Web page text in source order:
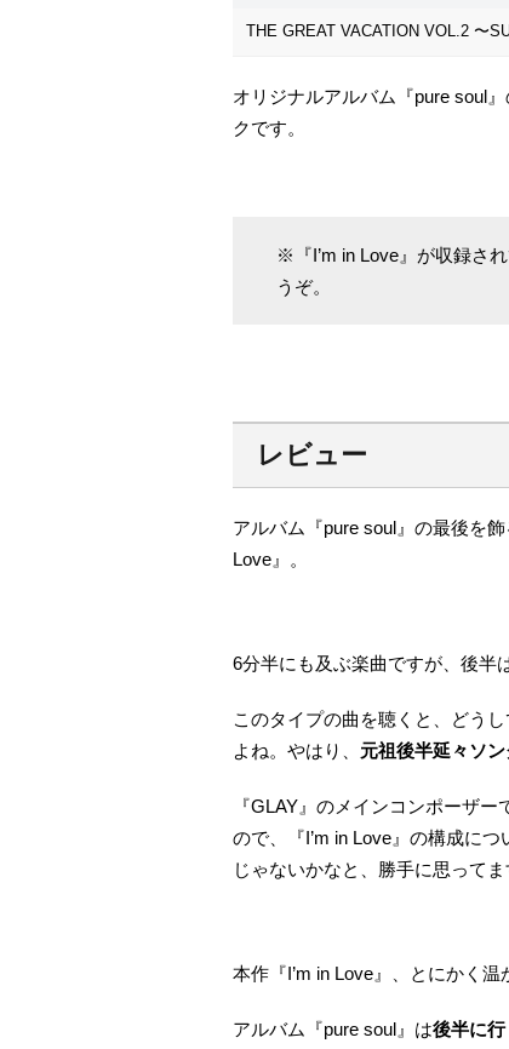
THE GREAT VACATION VOL.2 〜
オリジナルアルバム『pure soul
クです。
※『I’m in Love』が収録さ
うぞ。
レビュー
アルバム『pure soul』の最後を
Love』。
6分半にも及ぶ楽曲ですが、後半
このタイプの曲を聴くと、どう
よね。やはり、 元祖後半延々ソン
『GLAY』のメインコンポーザ
ので、『I’m in Love』の構成に
じゃないかなと、勝手に思ってま
本作『I’m in Love』、とにかく温
アルバム『pure soul』は後半に行